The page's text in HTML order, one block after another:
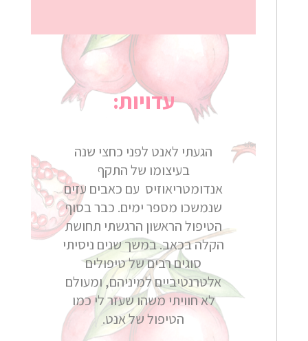
עדויות:
הגעתי לאנט לפני כחצי שנה
בעיצומו של התקף
אנדומטריאוזיס עם כאבים עזים
שנמשכו מספר ימים. כבר בסוף
הטיפול הראשון הרגשתי תחושת
הקלה בכאב. במשך שנים ניסיתי
סוגים רבים של טיפולים
אלטרנטיביים למיניהם, ומעולם
לא חוויתי משהו שעזר לי כמו
הטיפול של אנט.